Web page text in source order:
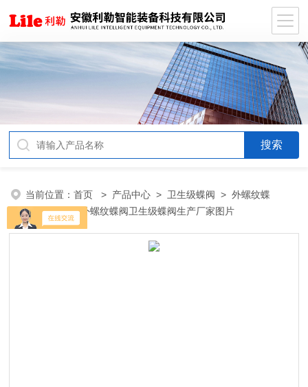
当前位置：首页 > 产品中心 > 卫生级蝶阀 >外螺纹蝶
阀
> 不锈钢外螺纹蝶阀卫生级蝶阀生产厂家图片